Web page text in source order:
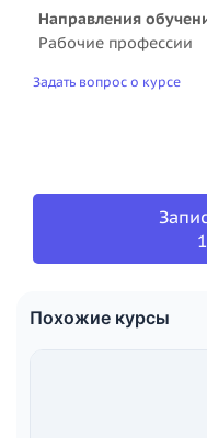
Направления
Рабочие профессии
Задать вопрос о курсе
Похожие курсы